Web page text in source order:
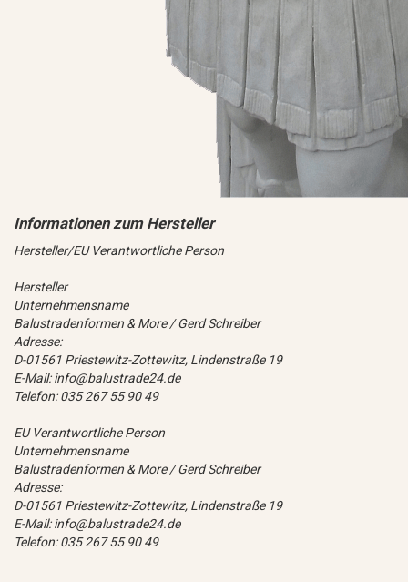
Hersteller/EU Verantwortliche Person
Hersteller
Unternehmensname
Balustradenformen & More / Gerd Schreiber
Adresse:
D-01561 Priestewitz-Zottewitz, Lindenstraße 19
E-Mail: info@balustrade24.de
Telefon: 035 267 55 90 49
EU Verantwortliche Person
Unternehmensname
Balustradenformen & More / Gerd Schreiber
Adresse:
D-01561 Priestewitz-Zottewitz, Lindenstraße 19
E-Mail: info@balustrade24.de
Telefon: 035 267 55 90 49